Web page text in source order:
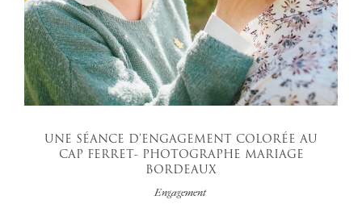
UNE SÉANCE D’ENGAGEMENT COLORÉE AU
CAP FERRET- PHOTOGRAPHE MARIAGE
BORDEAUX
Engagement